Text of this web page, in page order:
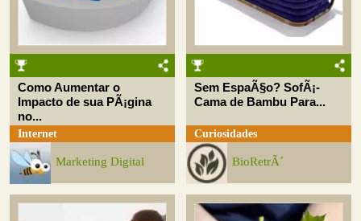
Como Aumentar o
Impacto de sua PÃ¡gina
no...
Internet
Marketing Digital
Sem EspaÃ§o? SofÃ¡-
Cama de Bambu Para...
Curiosidades
BioRetrÃ´